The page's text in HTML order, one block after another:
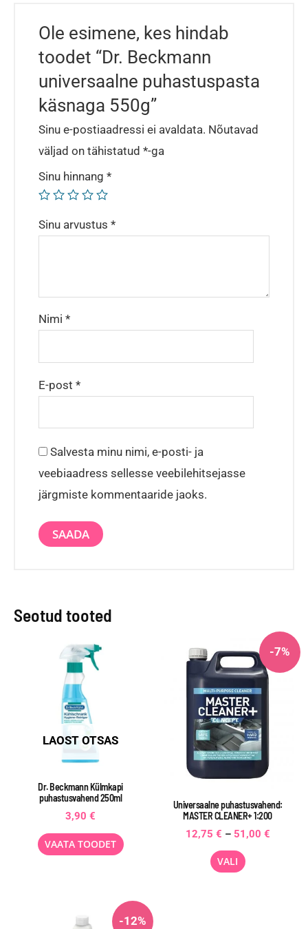
Ole esimene, kes hindab
toodet “Dr. Beckmann
universaalne puhastuspasta
käsnaga 550g”
Sinu e-postiaadressi ei avaldata. Nõutavad
väljad on tähistatud *-ga
Sinu hinnang *
Sinu arvustus *
Nimi *
E-post *
Salvesta minu nimi, e-posti- ja
veebiaadress sellesse veebilehitsejasse
järgmiste kommentaaride jaoks.
Seotud tooted
LAOST OTSAS
Dr. Beckmann Külmkapi
puhastusvahend 250ml
3,90 €
VAATA TOODET
-7%
Universaalne puhastusvahend:
MASTER CLEANER+ 1:200
12,75 € – 51,00 €
VALI
-12%